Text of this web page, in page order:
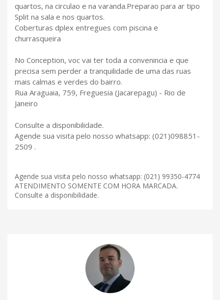
quartos, na circulao e na varanda.Preparao para ar tipo
Split na sala e nos quartos.
Coberturas dplex entregues com piscina e
churrasqueira
No Conception, voc vai ter toda a convenincia e que
precisa sem perder a tranquilidade de uma das ruas
mais calmas e verdes do bairro.
Rua Araguaia, 759, Freguesia (Jacarepagu) - Rio de
Janeiro
Consulte a disponibilidade.
Agende sua visita pelo nosso whatsapp: (021)098851-
2509 .
Agende sua visita pelo nosso whatsapp: (021) 99350-4774
ATENDIMENTO SOMENTE COM HORA MARCADA.
Consulte a disponibilidade.